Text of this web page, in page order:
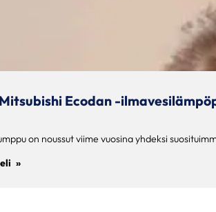
Ecodan -
on noussut viime vuosina yhdeksi